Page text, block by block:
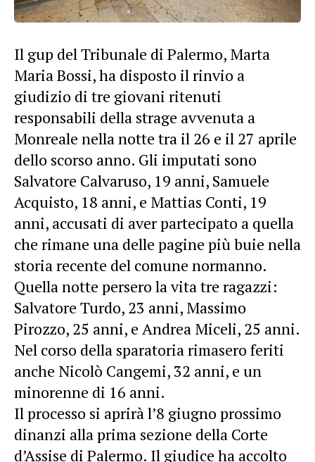
Il gup del Tribunale di Palermo, Marta
Maria Bossi, ha disposto il rinvio a
giudizio di tre giovani ritenuti
responsabili della strage avvenuta a
Monreale nella notte tra il 26 e il 27 aprile
dello scorso anno. Gli imputati sono
Salvatore Calvaruso, 19 anni, Samuele
Acquisto, 18 anni, e Mattias Conti, 19
anni, accusati di aver partecipato a quella
che rimane una delle pagine più buie nella
storia recente del comune normanno.
Quella notte persero la vita tre ragazzi:
Salvatore Turdo, 23 anni, Massimo
Pirozzo, 25 anni, e Andrea Miceli, 25 anni.
Nel corso della sparatoria rimasero feriti
anche Nicolò Cangemi, 32 anni, e un
minorenne di 16 anni.
Il processo si aprirà l’8 giugno prossimo
dinanzi alla prima sezione della Corte
d’Assise di Palermo. Il giudice ha accolto